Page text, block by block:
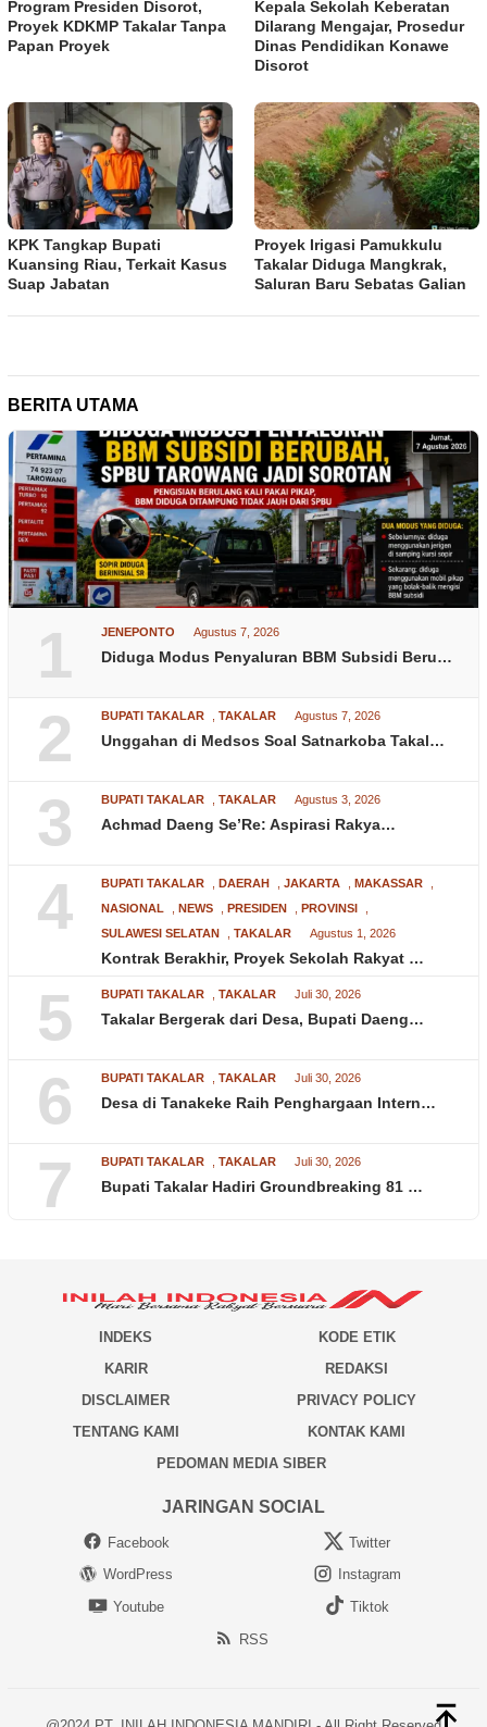
Program Presiden Disorot,
Proyek KDKMP Takalar Tanpa
Papan Proyek
Kepala Sekolah Keberatan
Dilarang Mengajar, Prosedur
Dinas Pendidikan Konawe
Disorot
KPK Tangkap Bupati
Kuansing Riau, Terkait Kasus
Suap Jabatan
Proyek Irigasi Pamukkulu
Takalar Diduga Mangkrak,
Saluran Baru Sebatas Galian
BERITA UTAMA
1 JENEPONTO Agustus 7, 2026
Diduga Modus Penyaluran BBM Subsidi Beru…
2 BUPATI TAKALAR TAKALAR Agustus 7, 2026
Unggahan di Medsos Soal Satnarkoba Takal…
3 BUPATI TAKALAR TAKALAR Agustus 3, 2026
Achmad Daeng Se’Re: Aspirasi Rakya…
4 BUPATI TAKALAR DAERAH JAKARTA MAKASSAR
NASIONAL
NEWS PRESIDEN PROVINSI
SULAWESI SELATAN
TAKALAR Agustus 1, 2026
Kontrak Berakhir, Proyek Sekolah Rakyat …
5 BUPATI TAKALAR TAKALAR Juli 30, 2026
Takalar Bergerak dari Desa, Bupati Daeng…
6 BUPATI TAKALAR TAKALAR Juli 30, 2026
Desa di Tanakeke Raih Penghargaan Intern…
7 BUPATI TAKALAR TAKALAR Juli 30, 2026
Bupati Takalar Hadiri Groundbreaking 81 …
INDEKS
KODE ETIK
KARIR
REDAKSI
DISCLAIMER
PRIVACY POLICY
TENTANG KAMI
KONTAK KAMI
PEDOMAN MEDIA SIBER
JARINGAN SOCIAL
Facebook
Twitter
WordPress
Instagram
Youtube
Tiktok
RSS